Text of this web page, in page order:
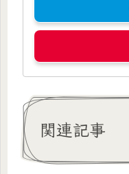
関連記事